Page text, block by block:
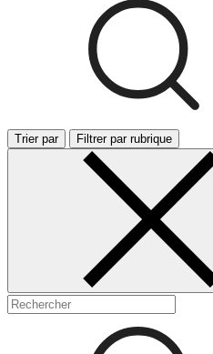
Trier par Filtrer par rubrique